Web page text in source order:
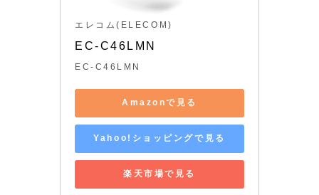
エレコム(ELECOM)
EC-C46LMN
EC-C46LMN
Amazonで見る
Yahoo!ショッピングで見る
楽天市場で見る